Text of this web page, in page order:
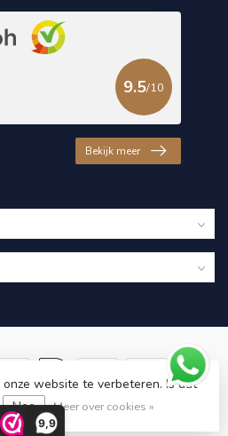
9,9
9.5/10
Bekijk meer
KING Microschroeven
website te verbeteren. Is dat
Nee Meer over cookies »